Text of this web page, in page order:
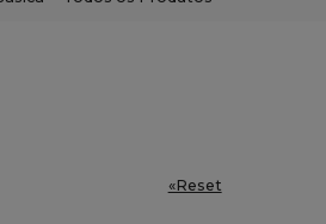
«Reset